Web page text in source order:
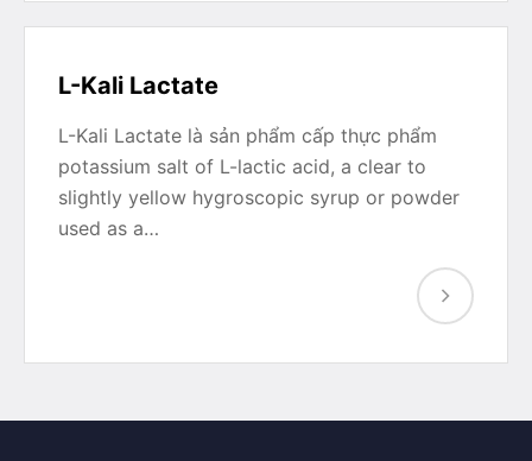
L-Kali Lactate
L-Kali Lactate là sản phẩm cấp thực phẩm
potassium salt of L-lactic acid, a clear to
slightly yellow hygroscopic syrup or powder
used as a…